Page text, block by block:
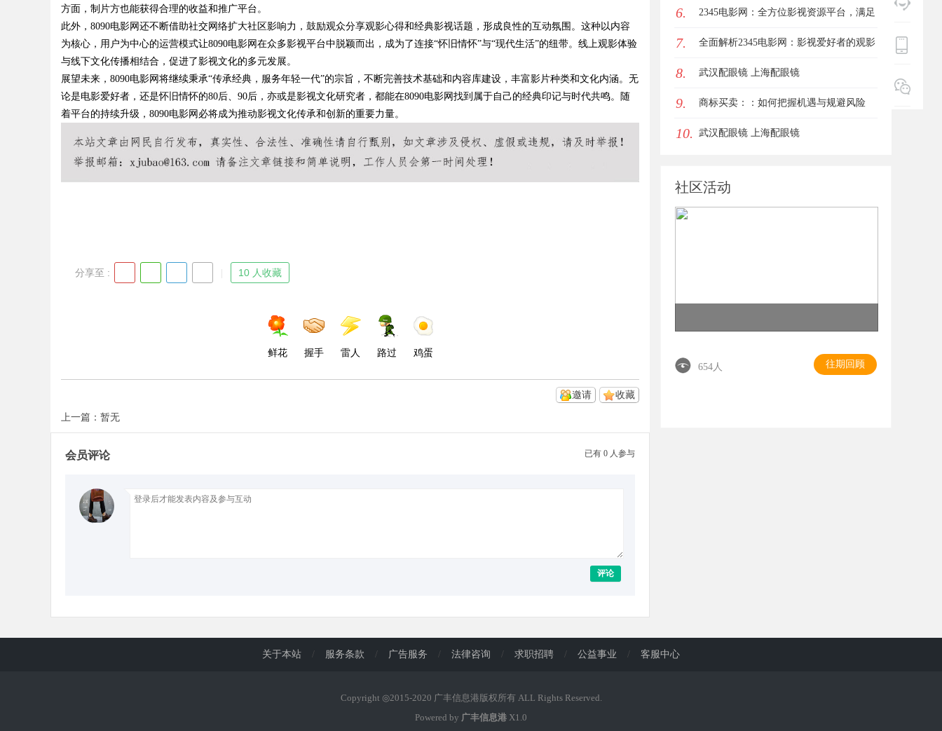
!
d
方面，制片方也能获得合理的收益和推广平台。
此外，8090电影网还不断借助社交网络扩大社区影响力，鼓励观众分享观影心得和经典影视话题，形成良性的互动氛围。这种以内容
为核心，用户为中心的运营模式让8090电影网在众多影视平台中脱颖而出，成为了连接“怀旧情怀”与“现代生活”的纽带。线上观影体验
与线下文化传播相结合，促进了影视文化的多元发展。
展望未来，8090电影网将继续秉承“传承经典，服务年轻一代”的宗旨，不断完善技术基础和内容库建设，丰富影片种类和文化内涵。无
论是电影爱好者，还是怀旧情怀的80后、90后，亦或是影视文化研究者，都能在8090电影网找到属于自己的经典印记与时代共鸣。随
着平台的持续升级，8090电影网必将成为推动影视文化传承和创新的重要力量。
分享至 : 10 人收藏
鲜花 握手 雷人 路过 鸡蛋
收藏
邀请
上一篇：暂无
已有 0 人参与
会员评论
评论
魅力与优势
6. 2345电影网：全方位影视资源平台，满足
观影新体验
7. 全面解析2345电影网：影视爱好者的观影
首选平台详解
8. 武汉配眼镜 上海配眼镜
9. 商标买卖：：如何把握机遇与规避风险
10. 武汉配眼镜 上海配眼镜
社区活动
654人 往期回顾
关于本站 / 服务条款 / 广告服务 / 法律咨询 / 求职招聘 / 公益事业 / 客服中心
Copyright ◎2015-2020 广丰信息港版权所有 ALL Rights Reserved.
Powered by 广丰信息港 X1.0